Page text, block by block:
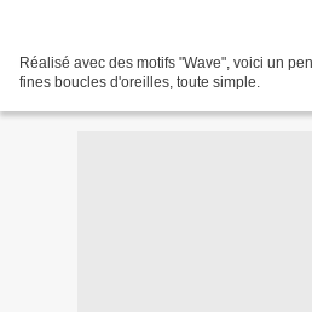
Réalisé avec des motifs "Wave", voici un
fines boucles d'oreilles, toute simple.